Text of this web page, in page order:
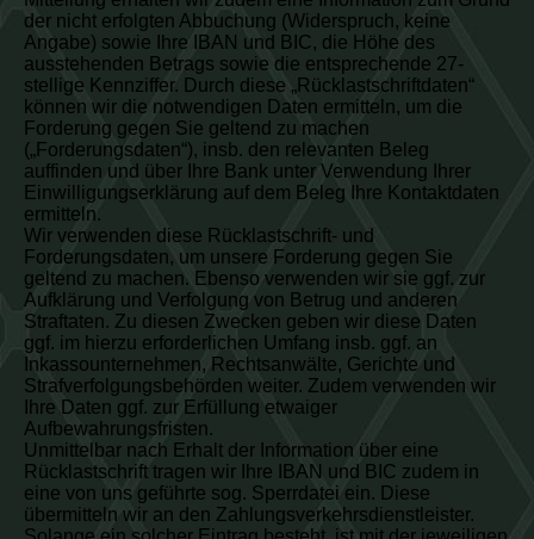
der nicht erfolgten Abbuchung (Widerspruch, keine
Angabe) sowie Ihre IBAN und BIC, die Höhe des
ausstehenden Betrags sowie die entsprechende 27-
stellige Kennziffer. Durch diese „Rücklastschriftdaten“
können wir die notwendigen Daten ermitteln, um die
Forderung gegen Sie geltend zu machen
(„Forderungsdaten“), insb. den relevanten Beleg
auffinden und über Ihre Bank unter Verwendung Ihrer
Einwilligungserklärung auf dem Beleg Ihre Kontaktdaten
ermitteln.
Wir verwenden diese Rücklastschrift- und
Forderungsdaten, um unsere Forderung gegen Sie
geltend zu machen. Ebenso verwenden wir sie ggf. zur
Aufklärung und Verfolgung von Betrug und anderen
Straftaten. Zu diesen Zwecken geben wir diese Daten
ggf. im hierzu erforderlichen Umfang insb. ggf. an
Inkassounternehmen, Rechtsanwälte, Gerichte und
Strafverfolgungsbehörden weiter. Zudem verwenden wir
Ihre Daten ggf. zur Erfüllung etwaiger
Aufbewahrungsfristen.
Unmittelbar nach Erhalt der Information über eine
Rücklastschrift tragen wir Ihre IBAN und BIC zudem in
eine von uns geführte sog. Sperrdatei ein. Diese
übermitteln wir an den Zahlungsverkehrsdienstleister.